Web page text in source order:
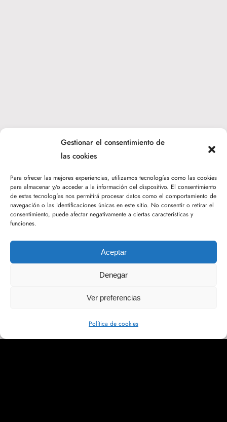
Gestionar el consentimiento de
las cookies
Para ofrecer las mejores experiencias, utilizamos tecnologías como las cookies
para almacenar y/o acceder a la información del dispositivo. El consentimiento
de estas tecnologías nos permitirá procesar datos como el comportamiento de
navegación o las identificaciones únicas en este sitio. No consentir o retirar el
consentimiento, puede afectar negativamente a ciertas características y
funciones.
Aceptar
Denegar
Ver preferencias
Política de cookies
Toggle
Navigation
Inicio
Quiénes somos
Gestión de Prevención
de Riesgos Laborales,
Calidad y Medio
Ambiente
Política de cookies (UE)